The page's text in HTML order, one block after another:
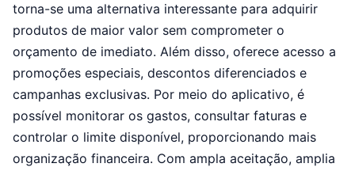
torna-se uma alternativa interessante para adquirir
produtos de maior valor sem comprometer o
orçamento de imediato. Além disso, oferece acesso a
promoções especiais, descontos diferenciados e
campanhas exclusivas. Por meio do aplicativo, é
possível monitorar os gastos, consultar faturas e
controlar o limite disponível, proporcionando mais
organização financeira. Com ampla aceitação, amplia